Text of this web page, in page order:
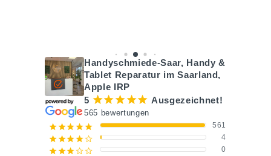
Handyschmiede-Saar, Handy &
Tablet Reparatur im Saarland,
Apple IRP
5 ¡¡¡¡¡ Ausgezeichnet!
565 bewertungen
¡¡¡¡¡ 561
¡¡¡¡¢ 4
¡¡¡¢¢ 0